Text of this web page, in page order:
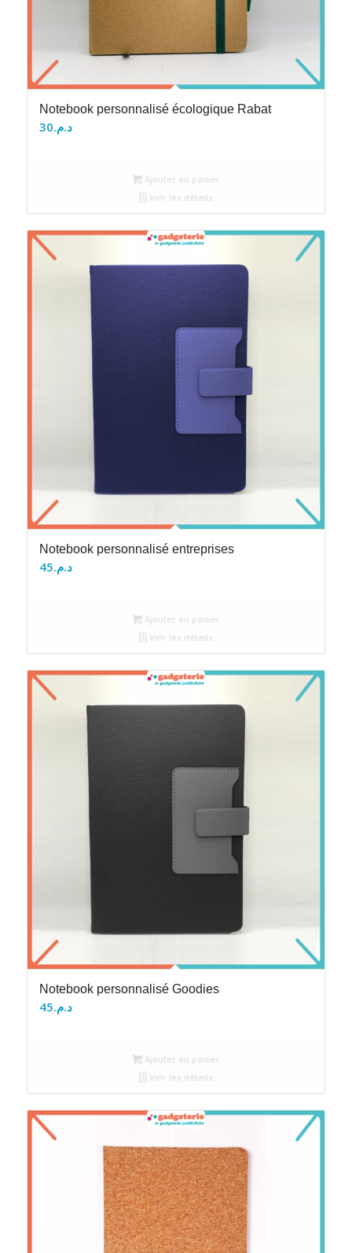
Notebook personnalisé écologique Rabat
د.م.30
Ajouter au panier
Voir les détails
Notebook personnalisé entreprises
د.م.45
Ajouter au panier
Voir les détails
Notebook personnalisé Goodies
د.م.45
Ajouter au panier
Voir les détails